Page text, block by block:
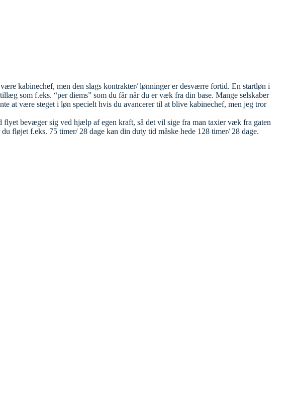
kabinechef, men den slags kontrakter/ lønninger er desværre fortid. En startløn i
som f.eks. “per diems” som du får når du er væk fra din base. Mange selskaber
at være steget i løn specielt hvis du avancerer til at blive kabinechef, men jeg tror
bevæger sig ved hjælp af egen kraft, så det vil sige fra man taxier væk fra gaten
fløjet f.eks. 75 timer/ 28 dage kan din duty tid måske hede 128 timer/ 28 dage.